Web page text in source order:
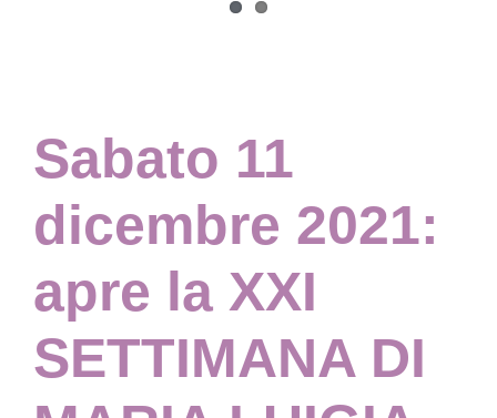
Sabato 11
dicembre 2021:
apre la XXI
SETTIMANA DI